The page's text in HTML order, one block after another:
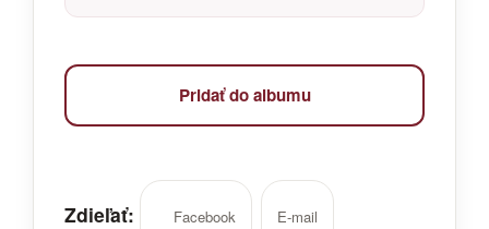
Pridať do albumu
Zdieľať: Facebook E-mail